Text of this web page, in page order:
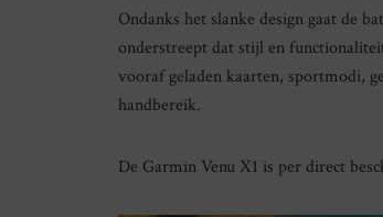
Ondanks het slanke design gaat de
onderstreept dat stijl en
vooraf geladen kaarten, sportmodi,
handbereik.
De Garmin Venu X1 is per direct